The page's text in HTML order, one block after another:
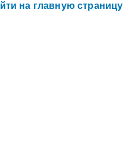
на главную страницу